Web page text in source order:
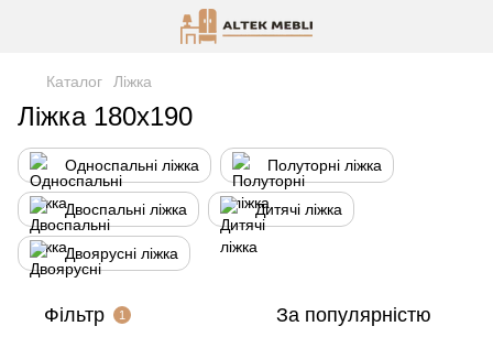
Каталог Ліжка
Ліжка 180х190
Односпальні ліжка Полуторні ліжка
Двоспальні ліжка Дитячі ліжка
Двоярусні ліжка
Фільтр 1 За популярністю